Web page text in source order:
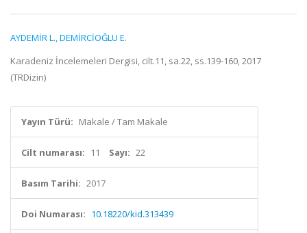
AYDEMİR L.,DEMİRCİOĞLU E.
Karadeniz İncelemeleri Dergisi, cilt.11, sa.22, ss.139-160, 2017
(TRDizin)
Yayın Türü: Makale / Tam Makale
Cilt numarası: 11 Sayı: 22
Basım Tarihi: 2017
Doi Numarası: 10.18220/kid.313439